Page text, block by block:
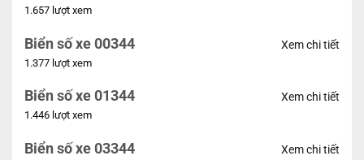
1.657 lượt xem
Biển số xe 00344
1.377 lượt xem
Xem chi tiết
Biển số xe 01344
1.446 lượt xem
Xem chi tiết
Biển số xe 03344 Xem chi tiết